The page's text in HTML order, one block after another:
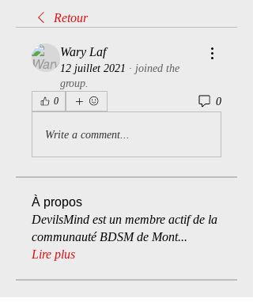
Retour
Wary Laf
12 juillet 2021 · joined the
group.
0 0
Write a comment...
À propos
DevilsMind est un membre actif de la
communauté BDSM de Mont...
Lire plus